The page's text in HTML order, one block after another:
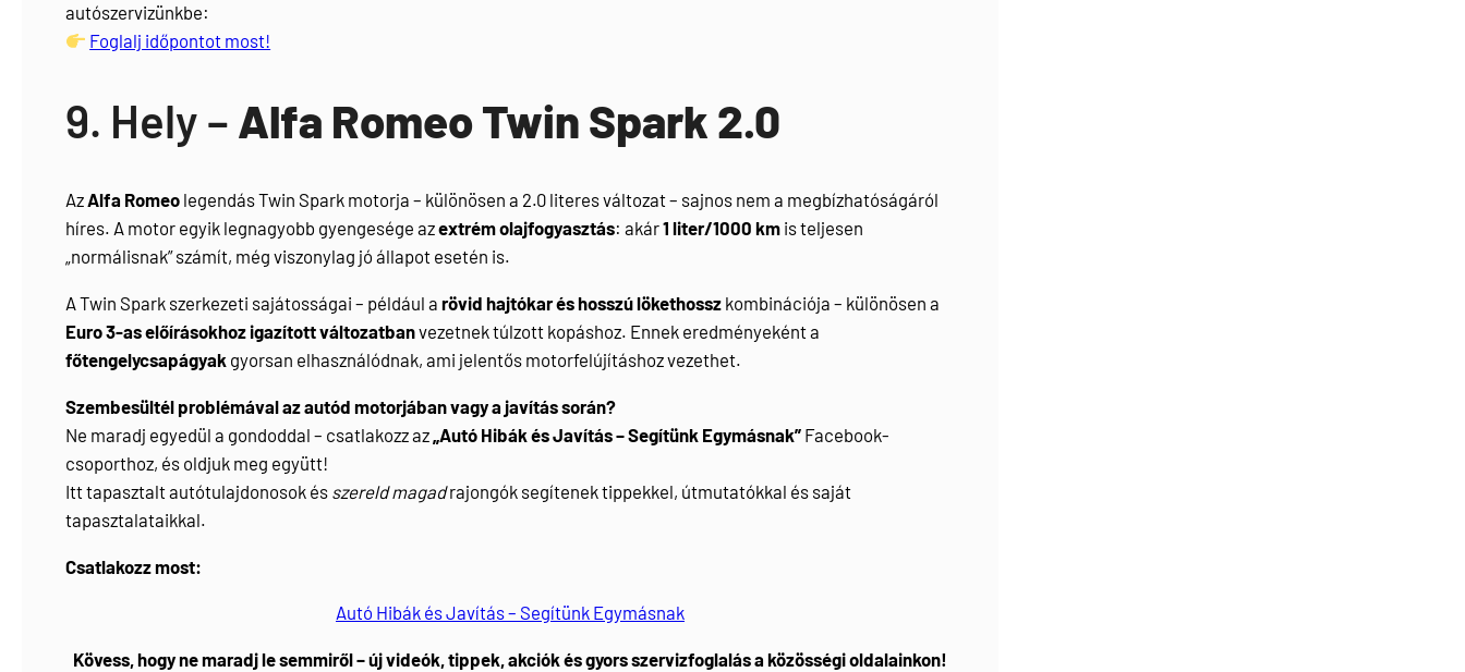
autószervizünkbe:
Foglalj időpontot most!
9. Hely – Alfa Romeo Twin Spark 2.0
AzAlfa Romeo legendás Twin Spark motorja – különösen a 2.0 literes változat – sajnos nem a megbízhatóságáról
híres. A motor egyik legnagyobb gyengesége azextrém olajfogyasztás: akár1 liter/1000 km is teljesen
„normálisnak” számít, még viszonylag jó állapot esetén is.
A Twin Spark szerkezeti sajátosságai – például a rövid hajtókar és hosszú lökethossz kombinációja – különösen a
Euro 3-as előírásokhoz igazított változatbanvezetnek túlzott kopáshoz. Ennek eredményeként a
főtengelycsapágyak gyorsan elhasználódnak, ami jelentős motorfelújításhoz vezethet.
Szembesültél problémával az autód motorjában vagy a javítás során?
Ne maradj egyedül a gondoddal – csatlakozz az „Autó Hibák és Javítás – Segítünk Egymásnak” Facebook-
csoporthoz, és oldjuk meg együtt!
Itt tapasztalt autótulajdonosok és szereld magadrajongók segítenek tippekkel, útmutatókkal és saját
tapasztalataikkal.
Csatlakozz most:
Autó Hibák és Javítás – Segítünk Egymásnak
Kövess, hogy ne maradj le semmiről – új videók, tippek, akciók és gyors szervizfoglalás a közösségi oldalainkon!